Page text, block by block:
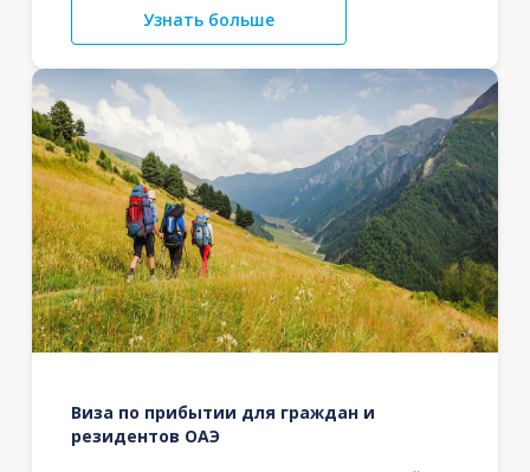
Узнать больше
Виза по прибытии для граждан и
резидентов ОАЭ